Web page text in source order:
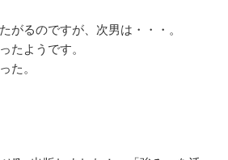
がるのですが、次男は・・・。
たようです。
た。